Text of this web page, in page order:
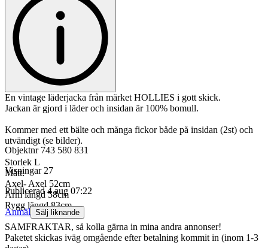
En vintage läderjacka från märket HOLLIES i gott skick.
Jackan är gjord i läder och insidan är 100% bomull.
Kommer med ett bälte och många fickor både på insidan (2st) och
utvändigt (se bilder).
Storlek L
Mått:
Axel- Axel 52cm
Arm längd 58cm
Rygg längd 83cm
SAMFRAKTAR, så kolla gärna in mina andra annonser!
Paketet skickas iväg omgående efter betalning kommit in (inom 1-3
Objektnr 743 580 831
Visningar 27
Publicerad 4 aug 07:22
Anmäl Sälj liknande